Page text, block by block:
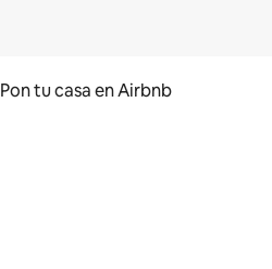
Pon tu casa en Airbnb